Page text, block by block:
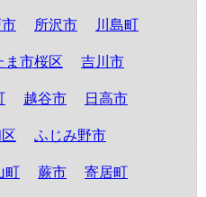
所沢市 川島町
ま市桜区 吉川市
越谷市 日高市
ふじみ野市
町 蕨市 寄居町